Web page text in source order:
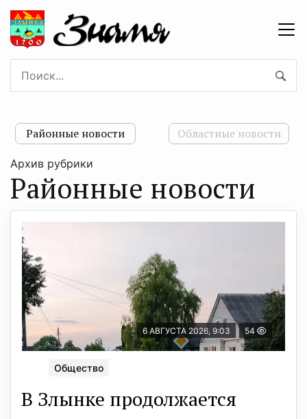
Районные новости Областные новости
Архив рубрики
Районные новости
6 АВГУСТА 2026, 9:03 54
Общество
В Злынке продолжается